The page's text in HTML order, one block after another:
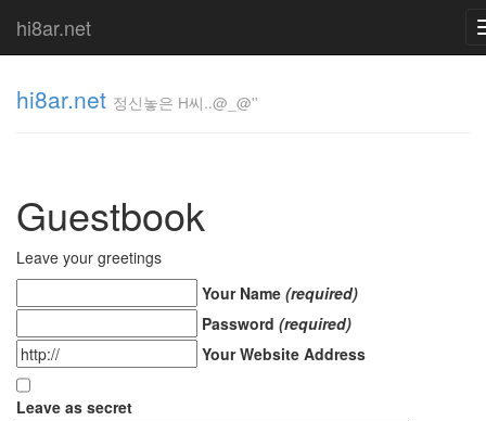
hi8ar.net
hi8ar.net 정신놓은 H씨..@_@''
Guestbook
Leave your greetings
Your Name (required)
Password (required)
Your Website Address
Leave as secret
씨..@_@''
hi8ar
Tag
러
그
인